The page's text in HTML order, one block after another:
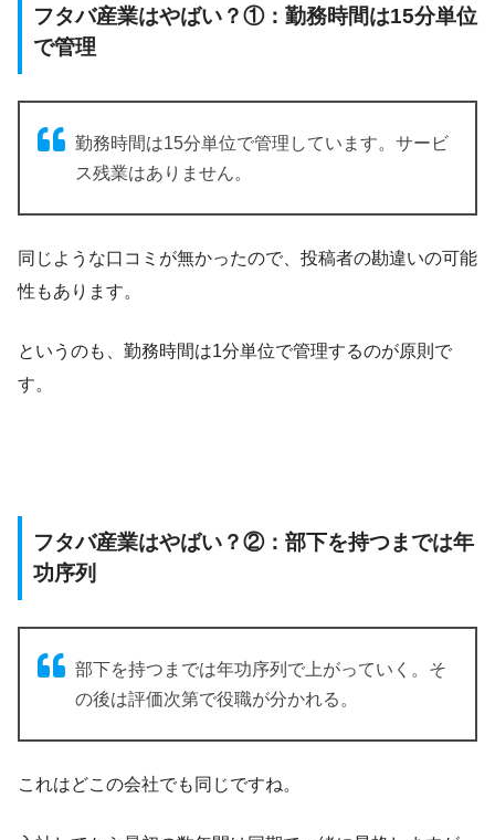
フタバ産業はやばい？①：勤務時間は15分単位
で管理
勤務時間は15分単位で管理しています。サービ
ス残業はありません。
同じような口コミが無かったので、投稿者の勘違いの可能
性もあります。
というのも、勤務時間は1分単位で管理するのが原則で
す。
フタバ産業はやばい？②：部下を持つまでは年
功序列
部下を持つまでは年功序列で上がっていく。そ
の後は評価次第で役職が分かれる。
これはどこの会社でも同じですね。